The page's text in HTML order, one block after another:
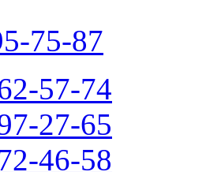
75-87
57-74
27-65
46-58